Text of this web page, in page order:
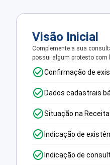
Visão Inicial
Complemente a sua
possui algum protesto com
Confirmação de
Dados cadastrais
Situação na Receita
Indicação de
Indicação de